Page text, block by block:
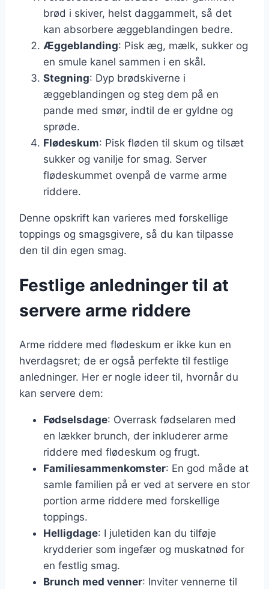
brød i skiver, helst daggammelt, så det
kan absorbere æggeblandingen bedre.
Æggeblanding: Pisk æg, mælk, sukker og
en smule kanel sammen i en skål.
Stegning: Dyp brødskiverne i
æggeblandingen og steg dem på en
pande med smør, indtil de er gyldne og
sprøde.
Flødeskum: Pisk fløden til skum og tilsæt
sukker og vanilje for smag. Server
flødeskummet ovenpå de varme arme
riddere.
Denne opskrift kan varieres med forskellige
toppings og smagsgivere, så du kan tilpasse
den til din egen smag.
Festlige anledninger til at
servere arme riddere
Arme riddere med flødeskum er ikke kun en
hverdagsret; de er også perfekte til festlige
anledninger. Her er nogle ideer til, hvornår du
kan servere dem:
Fødselsdage: Overrask fødselaren med
en lækker brunch, der inkluderer arme
riddere med flødeskum og frugt.
Familiesammenkomster: En god måde at
samle familien på er ved at servere en stor
portion arme riddere med forskellige
toppings.
Helligdage: I juletiden kan du tilføje
krydderier som ingefær og muskatnød for
en festlig smag.
Brunch med venner: Inviter vennerne til